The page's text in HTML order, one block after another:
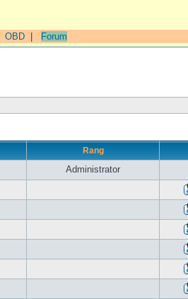
OBD Forum
Rang
Administrator